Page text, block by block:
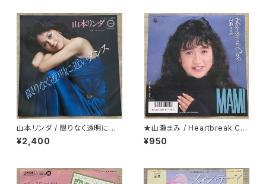
山本リンダ / 限りなく透明に近
いダンス
¥2,400
★山瀬まみ / Heartbreak Caf
e
¥950